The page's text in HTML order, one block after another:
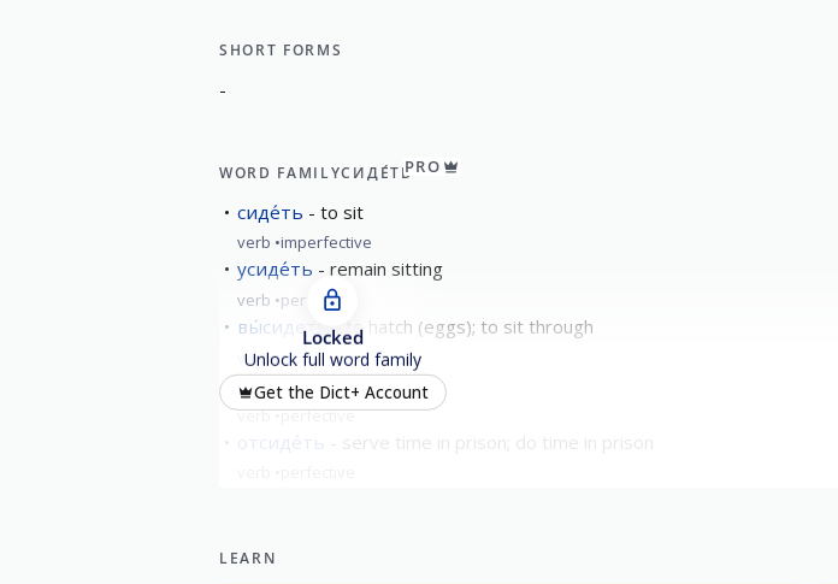
SHORT FORMS
-
WORD FAMILYСИДЕ́ТЬPRO
сиде́ть to sit
verb imperfective
усиде́ть remain sitting
verb perfective
вы́сидеть to hatch (eggs); to sit through
verb perfective
насиде́ть hatch
verb perfective
отсиде́ть
Locked
Unlock full word family
Get the Dict+ Account
LEARN